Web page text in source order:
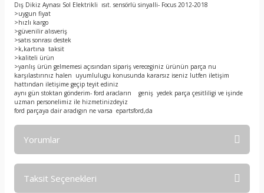
Dış Dikiz Aynası Sol Elektrikli ısıt. sensörlü sinyalli- Focus 2012-2018
>uygun fiyat
>hızlı kargo
>güvenilir alısveriş
>satıs sonrası destek
>k,kartına taksit
>kaliteli ürün
>yanlış ürün gelmemesi açısından sipariş vereceginiz ürünün parça nu
karşılastırınız halen uyumlulugu konusunda kararsız iseniz lutfen iletişim
hattından iletişime geçip teyit ediniz
aynı gün stoktan gönderim- ford aracların geniş yedek parça çesitliligi ve işinde
uzman personelimiz ile hizmetinizdeyiz
ford parçaya dair aradıgın ne varsa epartsford,da
Yorumlar
Taksit Seçenekleri